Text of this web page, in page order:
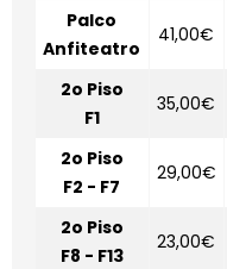
Palco
Anfiteatro
41,00€
2o Piso
F1
35,00€
2o Piso
F2 - F7
29,00€
2o Piso
F8 - F13
23,00€